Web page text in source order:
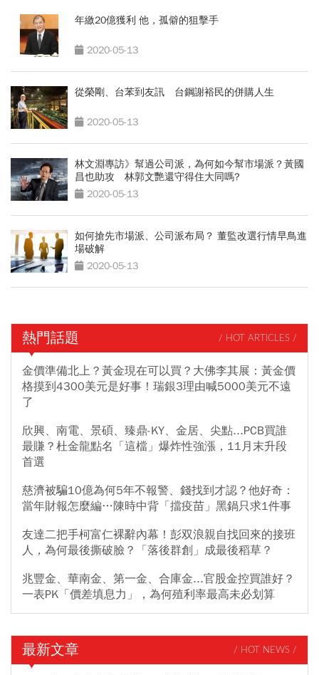
年繳20億獲利 他，孤僻的狙擊手
2020-05-13
從榮剛、台苯到友訊 台鋼謝裕民的併購人生
2020-05-13
林文淵專訪》幫過公司派，為何如今幫市場派？黃國
昌也助攻 林郭文艷還守得住大同嗎?
2020-05-13
如何搶先市場派、公司派布局？ 董監改選行情早鳥進
場破解
2020-05-13
熱門話題 / HOT ARTICLES /
金價準備北上？黃金現在可以買？大佛李其展：黃金價
格摸到4300美元是好事！瑞銀3理由喊5000美元不遠
了
欣興、南電、景碩、臻鼎-KY、金居、尖點...PCB買誰
最賺？杜金龍點名「這檔」爆炸性強漲，11月末升段
首選
慈濟被騙10億為何5年不報警、錢找到才認？他好奇：
當年財報怎麼編…陳時中背「擋疫苗」黑鍋只求1件事
友達二把手柯富仁裸辭內幕！彭双浪親自找回來的接班
人，為何最後撕破臉？「落後群創」成最後稻草？
兆豐金、華南金、第一金、合庫金...官股金控買誰好？
一表PK「價差填息力」，為何殖利率最高未必划算
最新文章 / HOT NEWS /